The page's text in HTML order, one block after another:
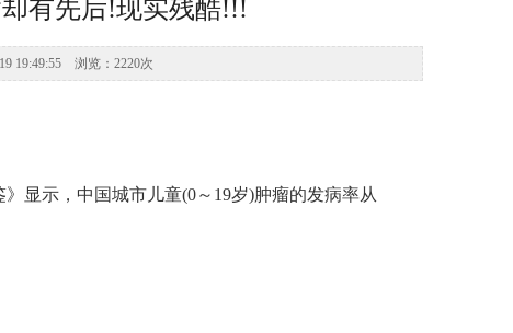
有先后!现实残酷!!!
19:49:55 浏览：2220次
显示，中国城市儿童(0～19岁)肿瘤的发病率从